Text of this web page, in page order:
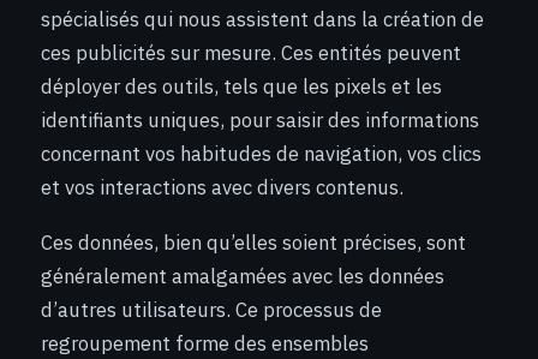
spécialisés qui nous assistent dans la création de
ces publicités sur mesure. Ces entités peuvent
déployer des outils, tels que les pixels et les
identifiants uniques, pour saisir des informations
concernant vos habitudes de navigation, vos clics
et vos interactions avec divers contenus.
Ces données, bien qu’elles soient précises, sont
généralement amalgamées avec les données
d’autres utilisateurs. Ce processus de
regroupement forme des ensembles